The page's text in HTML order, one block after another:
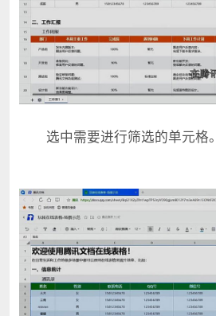
选中需要进行筛选的单元格。